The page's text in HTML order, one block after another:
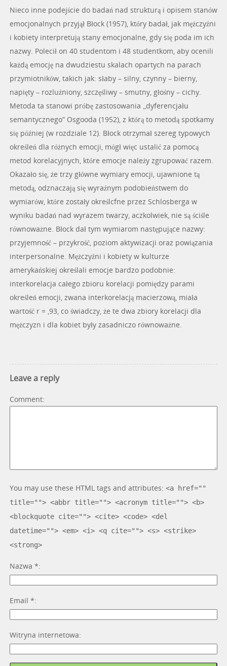
Nieco inne podejście do badań nad strukturą i opisem stanów
emocjonalnych przyjął Błock (1957), który badał, jak mężczyźni
i kobiety interpretują stany emocjonalne, gdy się poda im ich
nazwy. Polecił on 40 studentom i 48 studentkom, aby ocenili
każdą emocję na dwudziestu skalach opartych na parach
przymiotników, takich jak: słaby – silny, czynny – bierny,
napięty – rozluźniony, szczęśliwy – smutny, głośny – cichy.
Metoda ta stanowi próbę zastosowania „dyferencjału
semantycznego” Osgooda (1952), z którą to metodą spotkamy
się później (w rozdziale 12). Błock otrzymał szereg typowych
określeń dla różnych emocji, mógł więc ustalić za pomocą
metod korelacyjnych, które emocje należy zgrupować razem.
Okazało się, że trzy główne wymiary emocji, ujawnione tą
metodą, odznaczają się wyraźnym podobieństwem do
wymiarów, które zostały określcfne przez Schlosberga w
wyniku badań nad wyrazem twarzy, aczkolwiek, nie są ściśle
równoważne. Błock dał tym wymiarom następujące nazwy:
przyjemność – przykrość, poziom aktywizacji oraz powiązania
interpersonalne. Mężczyźni i kobiety w kulturze
amerykańskiej określali emocje bardzo podobnie:
interkorelacja całego zbioru korelacji pomiędzy parami
określeń emocji, zwana interkorelacją macierzową, miała
wartość r = ,93, co świadczy, że te dwa zbiory korelacji dla
mężczyzn i dla kobiet były zasadniczo równoważne.
Leave a reply
Comment
You may use these HTML tags and attributes: <a href=""
title=""> <abbr title=""> <acronym title=""> <b>
<blockquote cite=""> <cite> <code> <del
datetime=""> <em> <i> <q cite=""> <s> <strike>
<strong>
Nazwa *
Email *
Witryna internetowa